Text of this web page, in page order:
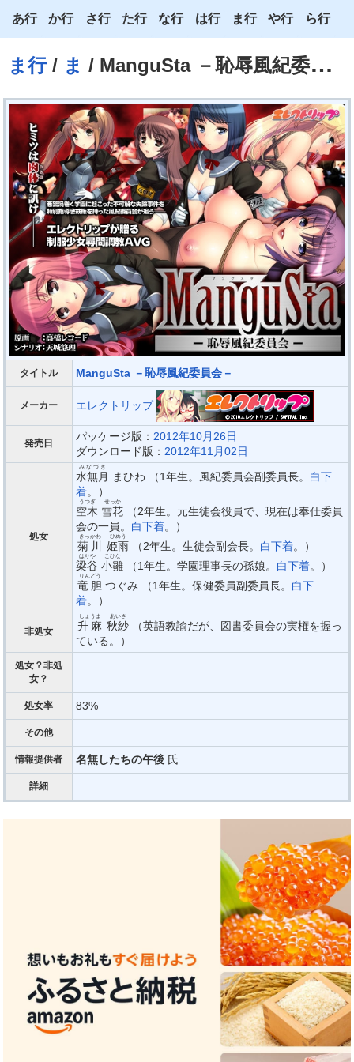
ま行/ ま / ManguSta －恥辱風紀委員会－
あ行
い
う
え
お
か行
き
く
け
こ
さ行
し
す
せ
そ
た行
ち
つ
て
と
な行
に
ぬ
ね
の
は行
ふ
へ
ほ
ま行
み
む
め
も
や行
ゆ
よ
わ
ら行
り
る
れ
ろ
タイトル ManguSta －恥辱風紀委員会－
メーカー エレクトリップ
発売日
パッケージ版： 2012年10月26日
ダウンロード版： 2012年11月02日
処女
水無月
みなづき
まひわ （1年生。風紀委員会副委員長。 白下
着。）
空木
うつぎ
雪花
せっか
（2年生。元生徒会役員で、現在は奉仕委員
会の一員。 白下着。）
菊川
きっかわ
姫雨
ひめう
（2年生。生徒会副会長。 白下着。）
梁谷
はりや
小雛
こひな
（1年生。学園理事長の孫娘。 白下着。）
竜胆
りんどう
つぐみ （1年生。保健委員副委員長。 白下
着。）
非処女 升麻
しょうま
秋紗
あいさ
（英語教諭だが、図書委員会の実権を握っ
ている。）
処女？非処
女？
処女率 83%
その他
情報提供者 名無したちの午後 氏
詳細